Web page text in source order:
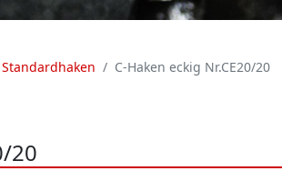
Standardhaken C-Haken eckig Nr.CE20/20
20